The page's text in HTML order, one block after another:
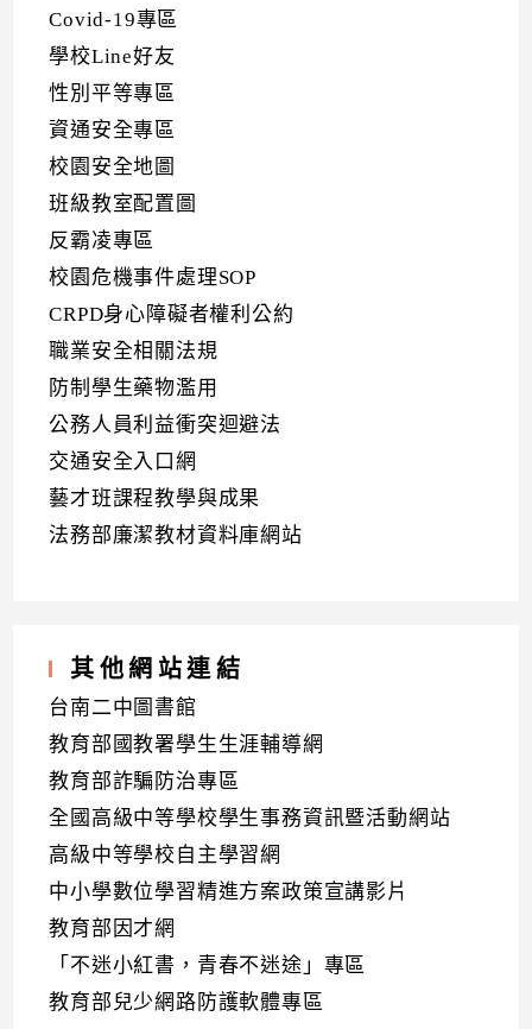
Covid-19專區
學校Line好友
性別平等專區
資通安全專區
校園安全地圖
班級教室配置圖
反霸凌專區
校園危機事件處理SOP
CRPD身心障礙者權利公約
職業安全相關法規
防制學生藥物濫用
公務人員利益衝突迴避法
交通安全入口網
藝才班課程教學與成果
法務部廉潔教材資料庫網站
其他網站連結
台南二中圖書館
教育部國教署學生生涯輔導網
教育部詐騙防治專區
全國高級中等學校學生事務資訊暨活動網站
高級中等學校自主學習網
中小學數位學習精進方案政策宣講影片
教育部因才網
「不迷小紅書，青春不迷途」專區
教育部兒少網路防護軟體專區